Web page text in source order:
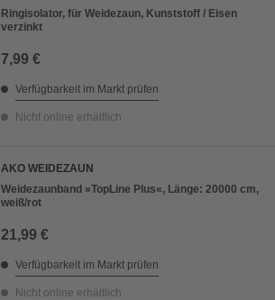
Ringisolator, für Weidezaun, Kunststoff / Eisen
verzinkt
7,99 €
Verfügbarkeit im Markt prüfen
Nicht online erhältlich
AKO WEIDEZAUN
Weidezaunband »TopLine Plus«, Länge: 20000 cm,
weiß/rot
21,99 €
Verfügbarkeit im Markt prüfen
Nicht online erhältlich